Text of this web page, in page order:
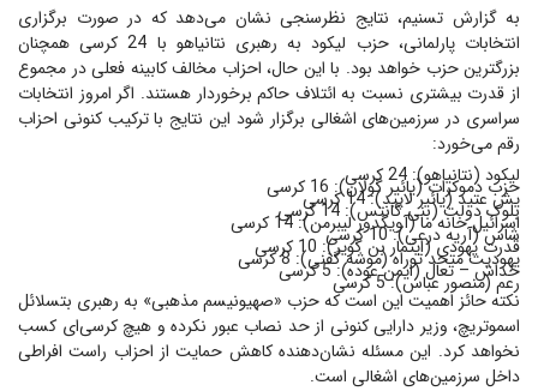
به گزارش تسنیم، نتایج نظرسنجی نشان می‌دهد که در صورت برگزاری
انتخابات پارلمانی، حزب لیکود به رهبری نتانیاهو با 24 کرسی همچنان
بزرگترین حزب خواهد بود. با این حال، احزاب مخالف کابینه فعلی در مجموع
از قدرت بیشتری نسبت به ائتلاف حاکم برخوردار هستند. اگر امروز انتخابات
سراسری در سرزمین‌های اشغالی برگزار شود این نتایج با ترکیب کنونی احزاب
رقم می‌خورد:
لیکود (نتانیاهو): 24 کرسی
حزب دموکرات (یائیر گولان): 16 کرسی
یش عتید (یائیر لاپید): 14 کرسی
بلوک دولت (بنی گانتس): 14 کرسی
اسرائیل خانه ما (آویگدور لیبرمن): 14 کرسی
شاس (آریه درعی): 10 کرسی
قدرت یهودی (ایتمار بن گویر): 10 کرسی
یهودیت متحد توراه (موشه گفنی): 8 کرسی
خداش – تعال (ایمن عوده): 5 کرسی
رعم (منصور عباس): 5 کرسی
نکته حائز اهمیت این است که حزب «صهیونیسم مذهبی» به رهبری بتسلائل
اسموتریچ، وزیر دارایی کنونی از حد نصاب عبور نکرده و هیچ کرسی‌ای کسب
نخواهد کرد. این مسئله نشان‌دهنده کاهش حمایت از احزاب راست افراطی
داخل سرزمین‌های اشغالی است.